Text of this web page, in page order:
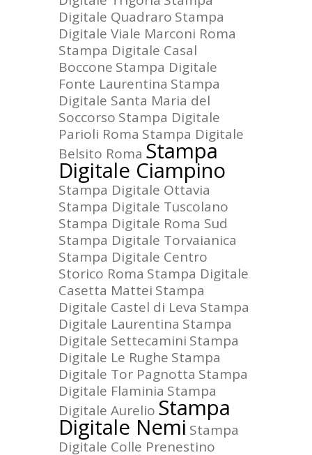
Digitale Quadraro Stampa
Digitale Viale Marconi Roma
Stampa Digitale Casal
Boccone Stampa Digitale
Fonte Laurentina Stampa
Digitale Santa Maria del
Soccorso Stampa Digitale
Parioli Roma Stampa Digitale
Belsito Roma Stampa
Digitale Ciampino
Stampa Digitale Ottavia
Stampa Digitale Tuscolano
Stampa Digitale Roma Sud
Stampa Digitale Torvaianica
Stampa Digitale Centro
Storico Roma Stampa Digitale
Casetta Mattei Stampa
Digitale Castel di Leva Stampa
Digitale Laurentina Stampa
Digitale Settecamini Stampa
Digitale Le Rughe Stampa
Digitale Tor Pagnotta Stampa
Digitale Flaminia Stampa
Digitale Aurelio Stampa
Digitale Nemi Stampa
Digitale Colle Prenestino